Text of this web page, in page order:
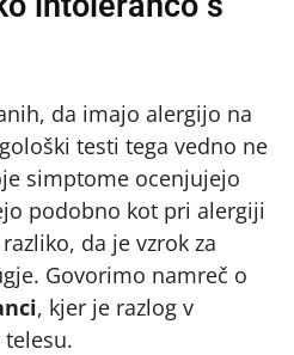
da imajo alergijo na
testi tega vedno ne
simptome ocenjujejo
podobno kot pri alergiji
da je vzrok za
Govorimo namreč o
, kjer je razlog v